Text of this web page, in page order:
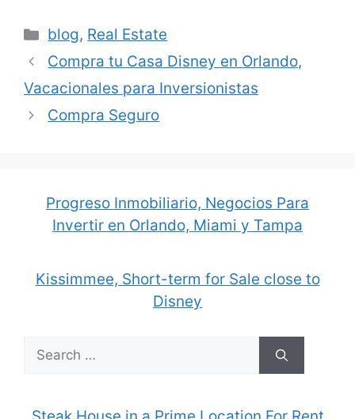
blog, Real Estate
Compra tu Casa Disney en Orlando,
Vacacionales para Inversionistas
Compra Seguro
Progreso Inmobiliario, Negocios Para
Invertir en Orlando, Miami y Tampa
Kissimmee, Short-term for Sale close to
Disney